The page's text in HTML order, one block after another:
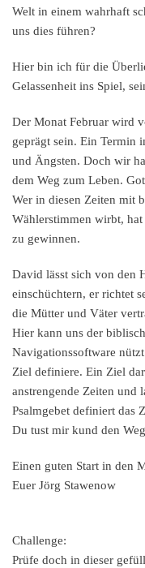
Welt in einem wahrhaft
uns dies führen?
Hier bin ich für die
Gelassenheit ins Spiel,
Der Monat Februar wird
geprägt sein. Ein Termin
und Ängsten. Doch wir
dem Weg zum Leben.
Wer in diesen Zeiten mit
Wählerstimmen wirbt,
zu gewinnen.
David lässt sich von den
einschüchtern, er richtet
die Mütter und Väter
Hier kann uns der
Navigationssoftware
Ziel definiere. Ein Ziel
anstrengende Zeiten und
Psalmgebet definiert das
Du tust mir kund den
Einen guten Start in den
Euer Jörg Stawenow
Challenge:
Prüfe doch in dieser